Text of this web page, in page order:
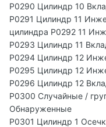
P0290 Цилиндр 10
P0291 Цилиндр 11
цилиндра P0292 11
P0293 Цилиндр 11
P0294 Цилиндр 12
P0295 Цилиндр 12
P0296 Цилиндр 12
P0300 Случайные /
Обнаруженные
P0301 Цилиндр 1